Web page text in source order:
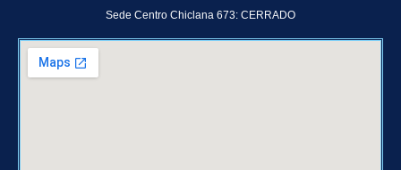
Sede Centro Chiclana 673: CERRADO